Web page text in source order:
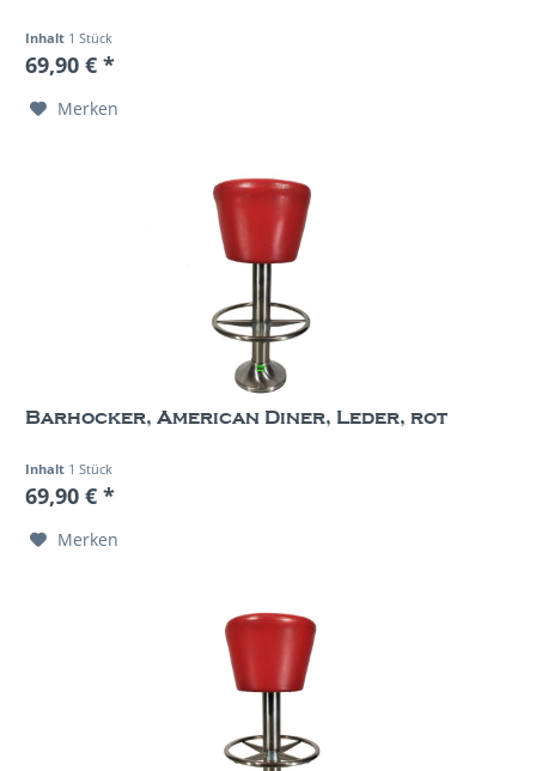
Inhalt 1 Stück
69,90 € *
Merken
Barhocker, American Diner, Leder, rot
Inhalt 1 Stück
69,90 € *
Merken